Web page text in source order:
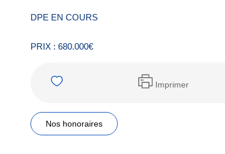
DPE EN COURS
PRIX : 680.000€
Imprimer
Nos honoraires